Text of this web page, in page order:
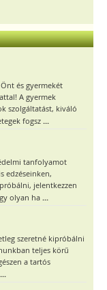
és gyermekét
A gyermek
szolgáltatást, kiváló
fogsz ...
tanfolyamot
edzéseinken,
jelentkezzen
olyan ha ...
szeretné kipróbálni
teljes körű
a tartós
...